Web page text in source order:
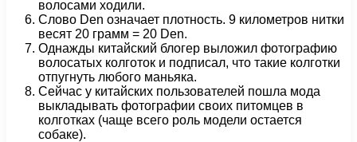
волосами ходили.
Слово Den означает плотность. 9 километров нитки
весят 20 грамм = 20 Den.
Однажды китайский блогер выложил фотографию
волосатых колготок и подписал, что такие колготки
отпугнуть любого маньяка.
Сейчас у китайских пользователей пошла мода
выкладывать фотографии своих питомцев в
колготках (чаще всего роль модели остается
собаке).